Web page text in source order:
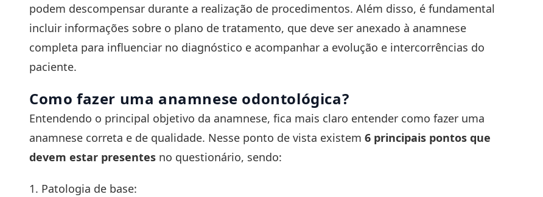
podem descompensar durante a realização de procedimentos. Além disso, é fundamental
incluir informações sobre o plano de tratamento, que deve ser anexado à anamnese
completa para influenciar no diagnóstico e acompanhar a evolução e intercorrências do
paciente.
Como fazer uma anamnese odontológica?
Entendendo o principal objetivo da anamnese, fica mais claro entender como fazer uma
anamnese correta e de qualidade. Nesse ponto de vista existem 6 principais pontos que
devem estar presentes no questionário, sendo:
1. Patologia de base: